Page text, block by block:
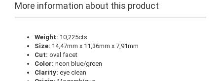
More information about this product
Weight: 10,225cts
Size: 14,47mm x 11,36mm x 7,91mm
Cut: oval facet
Color: neon blue/green
Clarity: eye clean